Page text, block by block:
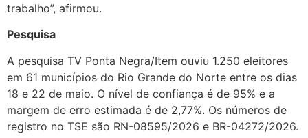
trabalho”, afirmou.
Pesquisa
A pesquisa TV Ponta Negra/Item ouviu 1.250 eleitores
em 61 municípios do Rio Grande do Norte entre os dias
18 e 22 de maio. O nível de confiança é de 95% e a
margem de erro estimada é de 2,77%. Os números de
registro no TSE são RN-08595/2026 e BR-04272/2026.